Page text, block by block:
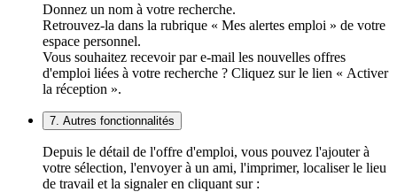
Donnez un nom à votre recherche.
Retrouvez-la dans la rubrique « Mes alertes emploi » de votre
espace personnel.
Vous souhaitez recevoir par e-mail les nouvelles offres
d'emploi liées à votre recherche ? Cliquez sur le lien « Activer
la réception ».
7. Autres fonctionnalités
Depuis le détail de l'offre d'emploi, vous pouvez l'ajouter à
votre sélection, l'envoyer à un ami, l'imprimer, localiser le lieu
de travail et la signaler en cliquant sur :